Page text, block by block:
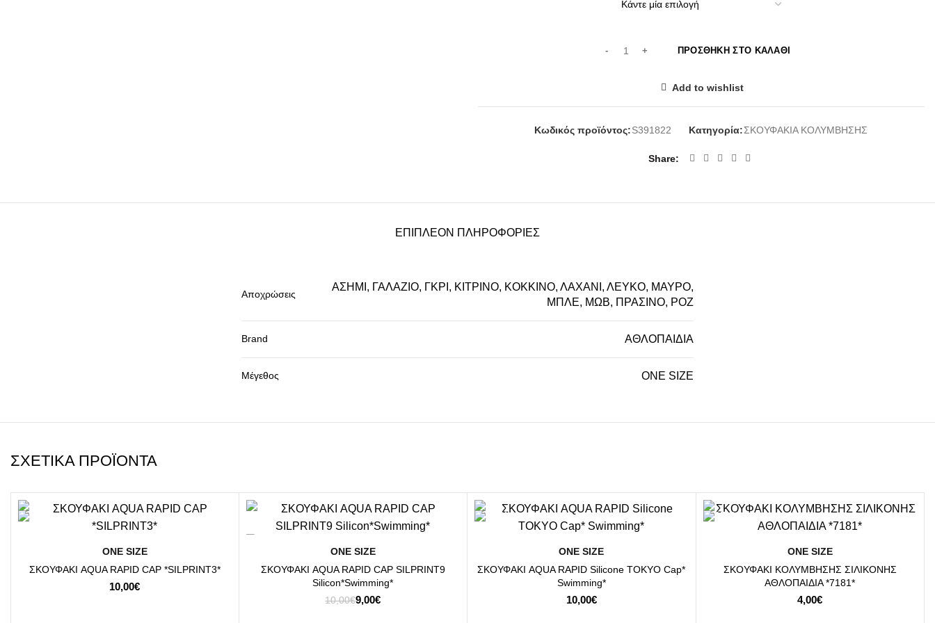
ΠΡΟΣΘΉΚΗ ΣΤΟ ΚΑΛΆΘΙ
Add to wishlist
Κωδικός προϊόντος:S391822 Κατηγορία:ΣΚΟΥΦΑΚΙΑ ΚΟΛΥΜΒΗΣΗΣ
Share
ΕΠΙΠΛΈΟΝ ΠΛΗΡΟΦΟΡΊΕΣ
Αποχρώσεις
ΑΣΗΜΙ, ΓΑΛΑΖΙΟ, ΓΚΡΙ, ΚΙΤΡΙΝΟ, ΚΟΚΚΙΝΟ, ΛΑΧΑΝΙ, ΛΕΥΚΟ, ΜΑΥΡΟ,
ΜΠΛΕ, ΜΩΒ, ΠΡΑΣΙΝΟ, ΡΟΖ
Brand ΑΘΛΟΠΑΙΔΙΑ
Μέγεθος ΟΝΕ SΙΖΕ
ΣΧΕΤΙΚΆ ΠΡΟΪΌΝΤΑ
ΕΠΙΛΟΓΉ
ΟΝΕ SΙΖΕ
ΣΚΟΥΦΑΚΙ AQUA RAPID CAP *SILPRINT3*
10,00€
ΕΠΙΛΟΓΉ
ΟΝΕ SΙΖΕ
ΣΚΟΥΦΑΚΙ AQUA RAPID CAP SILPRINT9
Silicon*Swimming*
10,00€Original
9,00€Η
ΕΠΙΛΟΓΉ
ΟΝΕ SΙΖΕ
ΣΚΟΥΦΑΚΙ AQUA RAPID Silicone TOKYO Cap*
Swimming*
10,00€
ΕΠΙΛΟΓΉ
ΟΝΕ SΙΖΕ
ΣΚΟΥΦΑΚΙ ΚΟΛΥΜΒΗΣΗΣ ΣΙΛΙΚΟΝΗΣ
ΑΘΛΟΠΑΙΔΙΑ *7181*
4,00€